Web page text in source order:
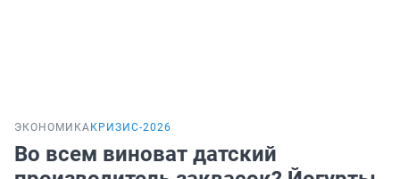
ЭКОНОМИКА КРИЗИС-2026
Во всем виноват датский